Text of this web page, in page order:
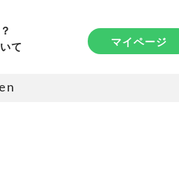
て
マイページ